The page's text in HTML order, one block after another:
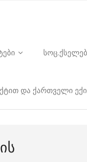
და ქართველი